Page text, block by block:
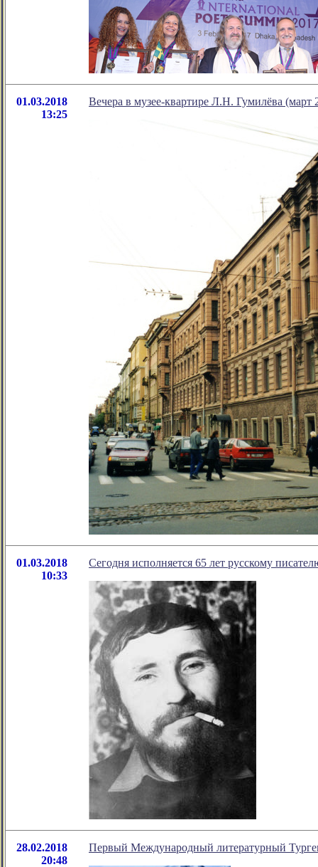
01.03.2018
13:25
Вечера в музее-квартире Л.Н. Гумилёва (март
01.03.2018
10:33
Сегодня исполняется 65 лет русскому
28.02.2018
20:48
Первый Международный литературный